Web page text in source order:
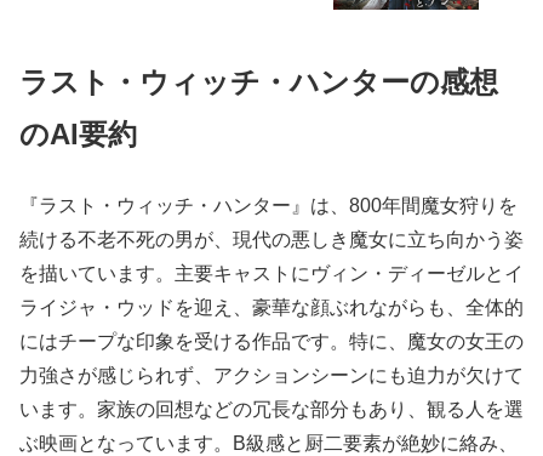
ラスト・ウィッチ・ハンターの感想
のAI要約
『ラスト・ウィッチ・ハンター』は、800年間魔女狩りを
続ける不老不死の男が、現代の悪しき魔女に立ち向かう姿
を描いています。主要キャストにヴィン・ディーゼルとイ
ライジャ・ウッドを迎え、豪華な顔ぶれながらも、全体的
にはチープな印象を受ける作品です。特に、魔女の女王の
力強さが感じられず、アクションシーンにも迫力が欠けて
います。家族の回想などの冗長な部分もあり、観る人を選
ぶ映画となっています。B級感と厨二要素が絶妙に絡み、